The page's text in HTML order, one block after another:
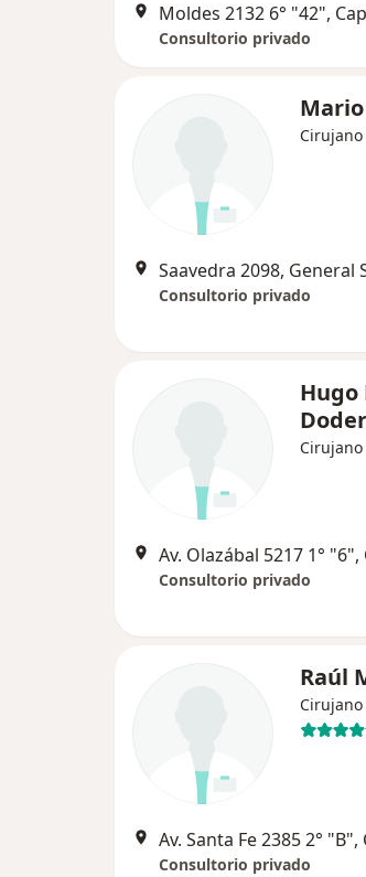
Moldes 2132 6° "42",
Consultorio privado
Saavedra 2098, General
Consultorio privado
Hugo
Av. Olazábal 5217 1°
Consultorio privado
Raúl
Av. Santa Fe 2385 2°
Consultorio privado